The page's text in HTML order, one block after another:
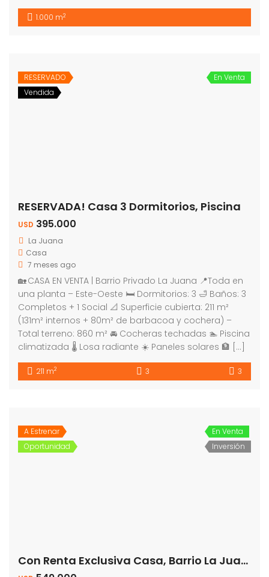
1.000 m2
RESERVADO
Vendida
En Venta
RESERVADA! Casa 3 Dormitorios, Piscina
USD 395.000
La Juana
Casa
7 meses ago
🏡 CASA EN VENTA | Barrio Privado La Juana 📍Toda en
una planta – Este-Oeste 🛏 Dormitorios: 3 🛁 Baños: 3
Completos + 1 Social 📐 Superficie cubierta: 211 m²
(131m² internos + 80m² de barbacoa y cochera) –
Total terreno: 860 m² 🚘 Cocheras techadas 🏊 Piscina
climatizada 🌡️ Losa radiante ☀️ Paneles solares 🏦 […]
211 m2 3 3
A Estrenar
Oportunidad
En Venta
Inversión
Con Renta Exclusiva Casa, Barrio La Juana